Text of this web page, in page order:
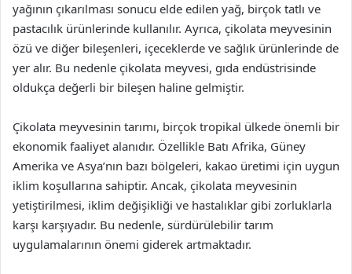
yağının çıkarılması sonucu elde edilen yağ, birçok tatlı ve
pastacılık ürünlerinde kullanılır. Ayrıca, çikolata meyvesinin
özü ve diğer bileşenleri, içeceklerde ve sağlık ürünlerinde de
yer alır. Bu nedenle çikolata meyvesi, gıda endüstrisinde
oldukça değerli bir bileşen haline gelmiştir.
Çikolata meyvesinin tarımı, birçok tropikal ülkede önemli bir
ekonomik faaliyet alanıdır. Özellikle Batı Afrika, Güney
Amerika ve Asya’nın bazı bölgeleri, kakao üretimi için uygun
iklim koşullarına sahiptir. Ancak, çikolata meyvesinin
yetiştirilmesi, iklim değişikliği ve hastalıklar gibi zorluklarla
karşı karşıyadır. Bu nedenle, sürdürülebilir tarım
uygulamalarının önemi giderek artmaktadır.